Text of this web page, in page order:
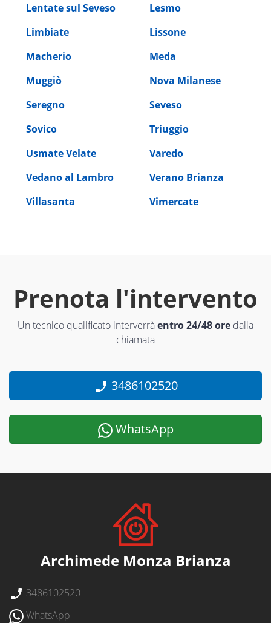
Lentate sul Seveso
Lesmo
Limbiate
Lissone
Macherio
Meda
Muggiò
Nova Milanese
Seregno
Seveso
Sovico
Triuggio
Usmate Velate
Varedo
Vedano al Lambro
Verano Brianza
Villasanta
Vimercate
Prenota l'intervento
Un tecnico qualificato interverràentro 24/48 ore dalla
chiamata
3486102520
WhatsApp
Archimede Monza Brianza
3486102520
WhatsApp